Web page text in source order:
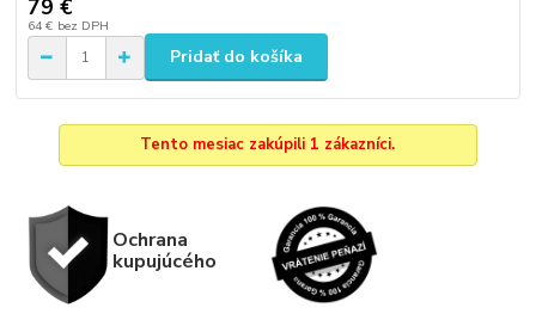
79 €
64 € bez DPH
Pridať do košíka
Tento mesiac zakúpili 1 zákazníci.
Ochrana
kupujúcého